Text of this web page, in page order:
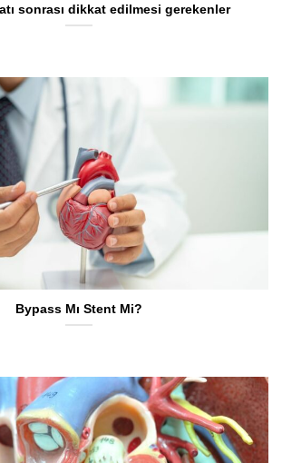
sonrası dikkat edilmesi gerekenler
Bypass Mı Stent Mi?